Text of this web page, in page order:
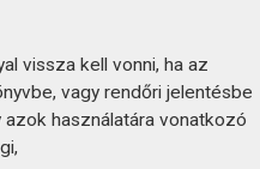
vissza kell vonni, ha az
vagy rendőri jelentésbe
használatára vonatkozó